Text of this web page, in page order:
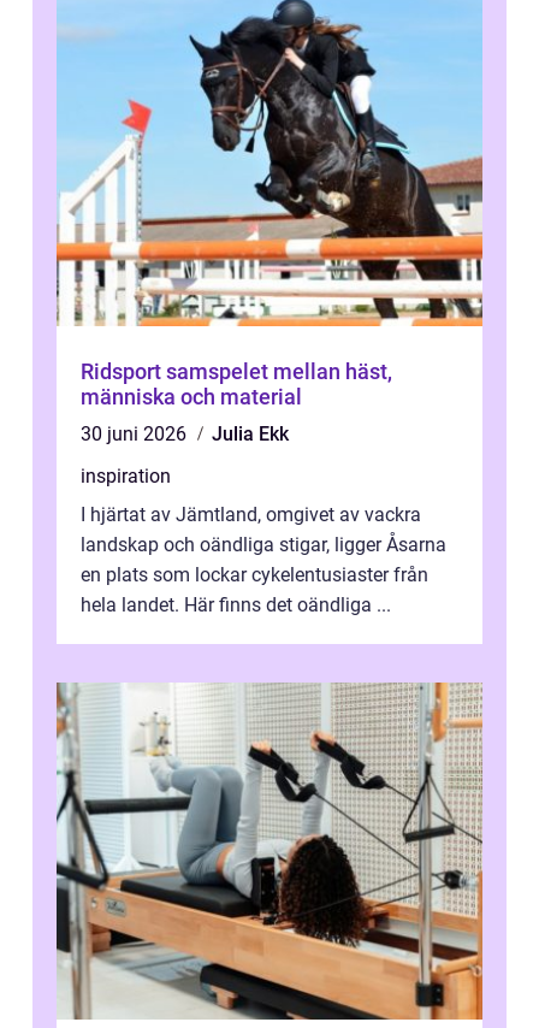
Ridsport samspelet mellan häst,
människa och material
30 juni 2026
Julia Ekk
inspiration
I hjärtat av Jämtland, omgivet av vackra
landskap och oändliga stigar, ligger Åsarna
en plats som lockar cykelentusiaster från
hela landet. Här finns det oändliga ...